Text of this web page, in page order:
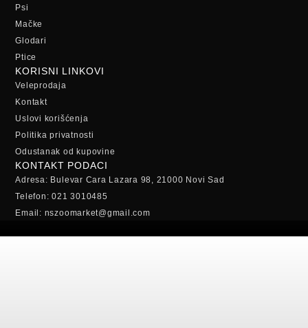
Psi
Mačke
Glodari
Ptice
KORISNI LINKOVI
Veleprodaja
Kontakt
Uslovi korišćenja
Politika privatnosti
Odustanak od kupovine
KONTAKT PODACI
Adresa: Bulevar Cara Lazara 98, 21000 Novi Sad
Telefon: 021 3010485
Email: nszoomarket@gmail.com